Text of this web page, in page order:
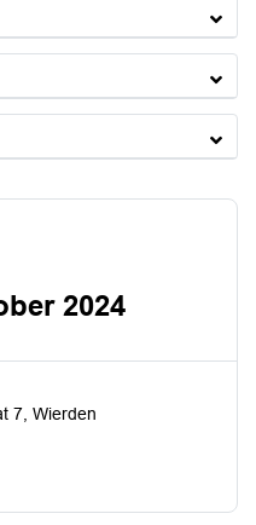
2024
7, Wierden